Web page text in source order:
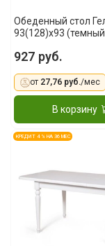
Обеденный стол
93(128)x93
927 руб.
от 27,76 руб./мес
В корзину
КРЕДИТ 4 % НА 36 МЕС